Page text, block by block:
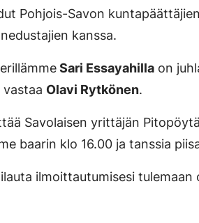
Pohjois-Savon
kanssa.
Sari Essayahilla on
Olavi Rytkönen.
Savolaisen yrittäjän
baarin klo 16.00 ja tanssia
ilmoittautumisesi tulemaan